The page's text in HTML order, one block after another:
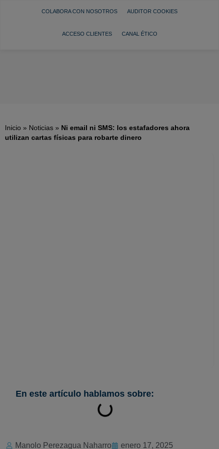
COLABORA CON NOSOTROS AUDITOR COOKIES
ACCESO CLIENTES CANAL ÉTICO
Inicio » Noticias » Ni email ni SMS: los estafadores ahora
utilizan cartas físicas para robarte dinero
En este artículo hablamos sobre:
Manolo Perezagua Naharro enero 17, 2025